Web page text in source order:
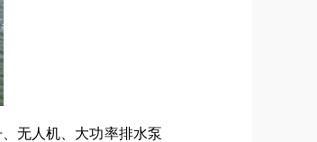
无人机、大功率排水泵